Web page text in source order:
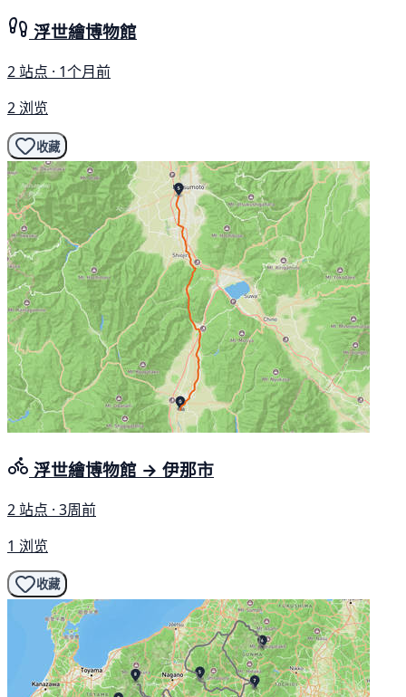
浮世繪博物館
2 站点 · 1个月前
2 浏览
收藏
浮世繪博物館 → 伊那市
2 站点 · 3周前
1 浏览
收藏